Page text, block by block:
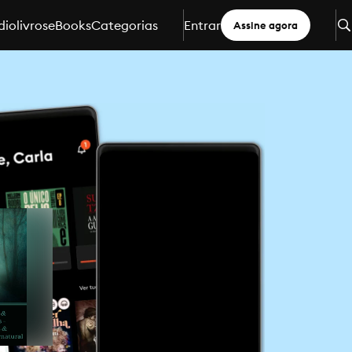
eBooksCategorias Entrar Assine agora